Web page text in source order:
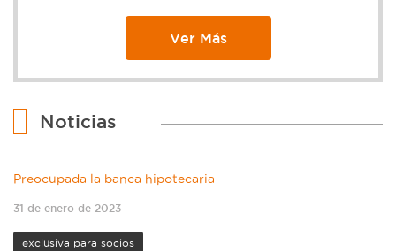
Ver Más
Noticias
Preocupada la banca hipotecaria
31 de enero de 2023
exclusiva para socios